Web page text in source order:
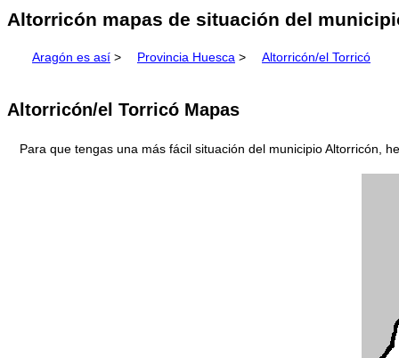
Altorricón mapas de situación del
Aragón es así > Provincia Huesca > Altorricón/el Torricó
Altorricón/el Torricó Mapas
Para que tengas una más fácil situación del municipio Altorricón,